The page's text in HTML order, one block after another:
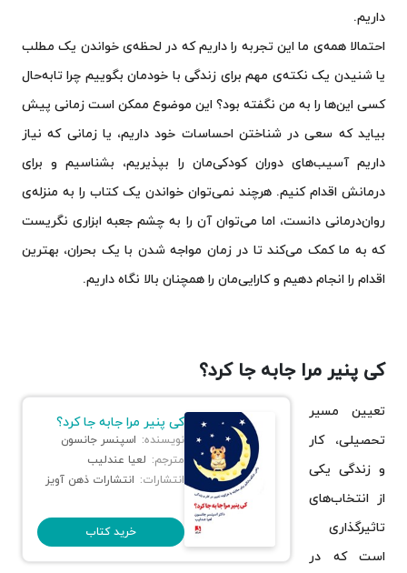
داریم.
احتمالا همه‌ی ما این تجربه را داریم که در لحظه‌ی خواندن یک مطلب
یا شنیدن یک نکته‌ی مهم برای زندگی با خودمان بگوییم چرا تابه‌حال
کسی این‌ها را به من نگفته بود؟ این موضوع ممکن است زمانی پیش
بیاید که سعی در شناختن احساسات خود داریم، یا زمانی که نیاز
داریم آسیب‌های دوران کودکی‌مان را بپذیریم، بشناسیم و برای
درمانش اقدام کنیم. هرچند نمی‌توان خواندن یک کتاب را به منزله‌‌ی
روان‌درمانی دانست، اما می‌توان آن را به چشم جعبه ابزاری نگریست
که به ما کمک می‌کند تا در زمان مواجه شدن با یک بحران، بهترین
اقدام را انجام دهیم و کارایی‌مان را همچنان بالا نگاه داریم.
کی پنیر مرا جابه جا کرد؟
کی پنیر مرا جابه جا کرد؟
نویسنده: اسپنسر جانسون
مترجم: لعیا عندلیب
انتشارات: انتشارات ذهن آویز
خرید کتاب
تعیین مسیر
تحصیلی، کار
و زندگی یکی
از انتخاب‌های
تاثیرگذاری
است که در